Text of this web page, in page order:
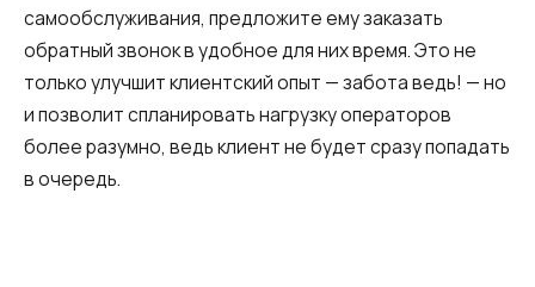
самообслуживания, предложите ему заказать
обратный звонок в удобное для них время. Это не
только улучшит клиентский опыт — забота ведь! — но
и позволит спланировать нагрузку операторов
более разумно, ведь клиент не будет сразу попадать
в очередь.
Партнер
Alternative:
Alternative:
Alternative:
Alternative:
Номер для контакта
Alternative: